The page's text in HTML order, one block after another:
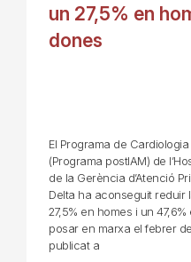
un 27,5% en
dones
El Programa de
(Programa postIAM) de
de la Gerència d’Atenció
Delta ha aconseguit reduir
27,5% en homes i un
posar en marxa el febrer
publicat a